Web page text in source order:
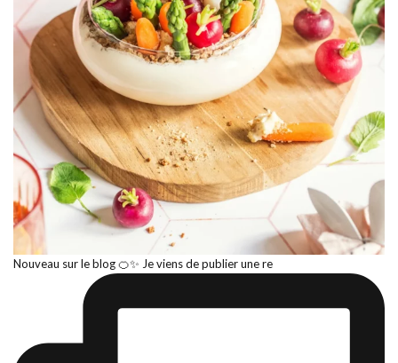
Nouveau sur le blog 🍊✨ Je viens de publier une re